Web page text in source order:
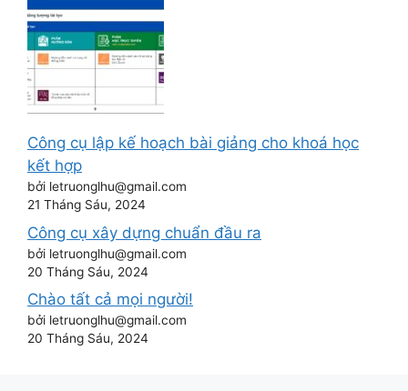
Công cụ lập kế hoạch bài giảng cho khoá học
kết hợp
bởi letruonglhu@gmail.com
21 Tháng Sáu, 2024
Công cụ xây dựng chuẩn đầu ra
bởi letruonglhu@gmail.com
20 Tháng Sáu, 2024
Chào tất cả mọi người!
bởi letruonglhu@gmail.com
20 Tháng Sáu, 2024